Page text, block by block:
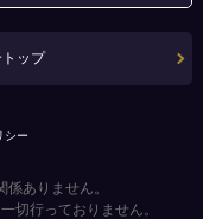
トップ
シー
ありません。
切行っておりません。